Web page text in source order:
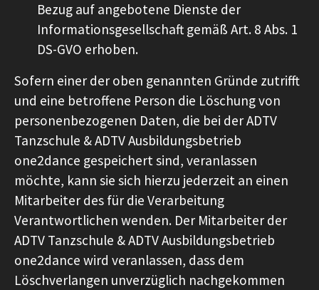
Bezug auf angebotene Dienste der
Informationsgesellschaft gemäß Art. 8 Abs. 1
DS-GVO erhoben.
Sofern einer der oben genannten Gründe zutrifft
und eine betroffene Person die Löschung von
personenbezogenen Daten, die bei der ADTV
Tanzschule & ADTV Ausbildungsbetrieb
one2dance gespeichert sind, veranlassen
möchte, kann sie sich hierzu jederzeit an einen
Mitarbeiter des für die Verarbeitung
Verantwortlichen wenden. Der Mitarbeiter der
ADTV Tanzschule & ADTV Ausbildungsbetrieb
one2dance wird veranlassen, dass dem
Löschverlangen unverzüglich nachgekommen